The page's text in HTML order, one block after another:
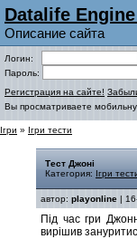
Datalife
Описание сайта
Логин:
Пароль:
Регистрация на сайте!
Вы просматриваете
Ігри » Ігри тести
Тест Джоні
Категория: Ігри
автор: playonline |
Під час гри
вирішив